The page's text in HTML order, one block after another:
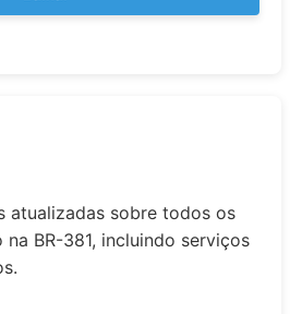
atualizadas sobre todos os
BR-381, incluindo serviços